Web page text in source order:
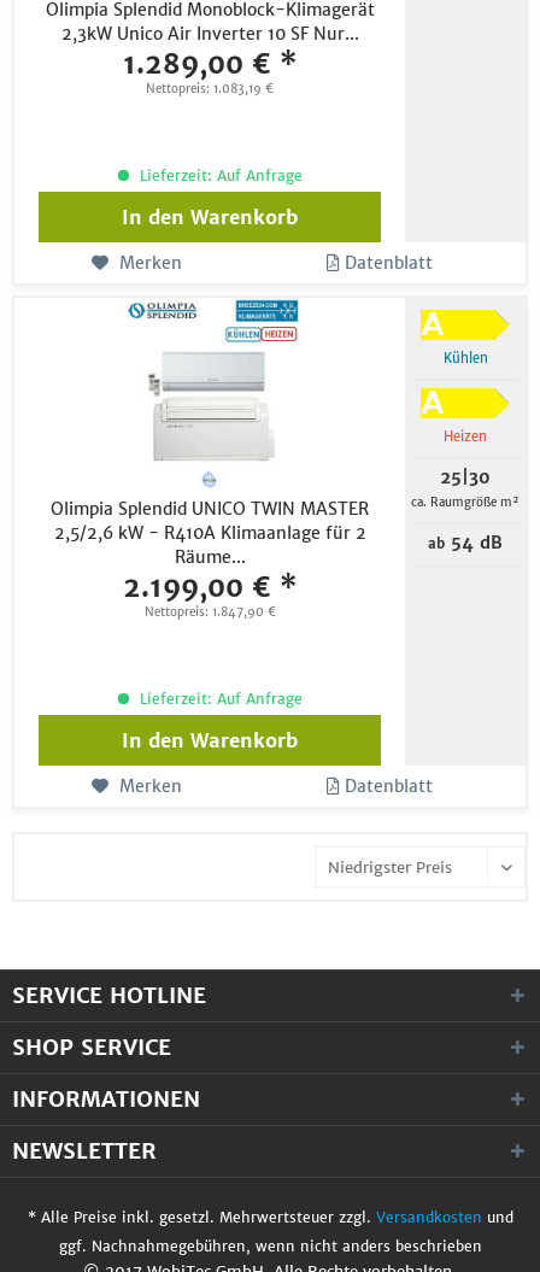
Olimpia Splendid Monoblock-Klimagerät
2,3kW Unico Air Inverter 10 SF Nur...
1.289,00 € *
Nettopreis: 1.083,19 €
Lieferzeit: Auf Anfrage
In den Warenkorb
Merken Datenblatt
Olimpia Splendid UNICO TWIN MASTER
2,5/2,6 kW - R410A Klimaanlage für 2
Räume...
2.199,00 € *
Nettopreis: 1.847,90 €
Kühlen
Heizen
25|30
ca. Raumgröße m²
ab 54 dB
Lieferzeit: Auf Anfrage
In den Warenkorb
Merken Datenblatt
SERVICE HOTLINE
SHOP SERVICE
INFORMATIONEN
NEWSLETTER
* Alle Preise inkl. gesetzl. Mehrwertsteuer zzgl. Versandkosten und
ggf. Nachnahmegebühren, wenn nicht anders beschrieben